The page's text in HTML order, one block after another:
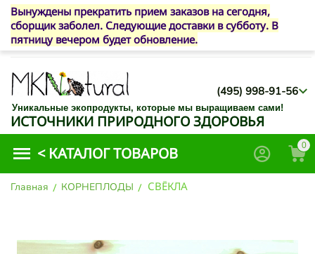
Вынуждены прекратить прием заказов на сегодня,
сборщик заболел. Следующие доставки в субботу. В
пятницу вечером будет обновление.
(495) 998-91-56
Уникальные экопродукты, которые мы выращиваем сами!
ИСТОЧНИКИ ПРИРОДНОГО ЗДОРОВЬЯ
< КАТАЛОГ ТОВАРОВ 0
Главная / КОРНЕПЛОДЫ / СВЁКЛА